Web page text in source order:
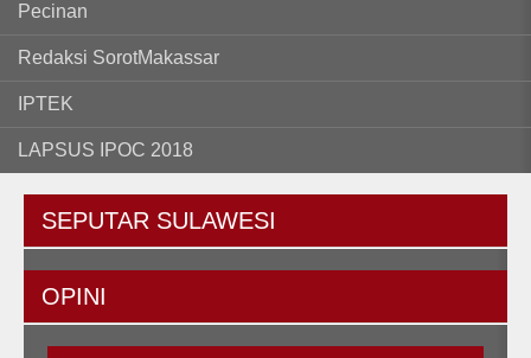
Pecinan
Redaksi SorotMakassar
IPTEK
LAPSUS IPOC 2018
SEPUTAR SULAWESI
OPINI